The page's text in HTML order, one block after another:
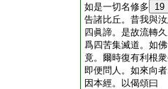
如是一切名修多
19
告諸比丘。昔我與
四眞諦。是故流轉
爲四苦集滅道。如
竟。爾時復有利根
即便問人。如來向
因本經。以偈頌曰